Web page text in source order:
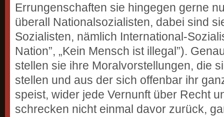
Errungenschaften sie hingegen gerne
überall National­sozialisten, dabei sind
Sozialisten, nämlich International-
Nation”, „Kein Mensch ist illegal”).
stellen sie ihre Moralvorstellungen, die
stellen und aus der sich offenbar ihr
speist, wider jede Vernunft über Recht
schrecken nicht einmal davor zurück,